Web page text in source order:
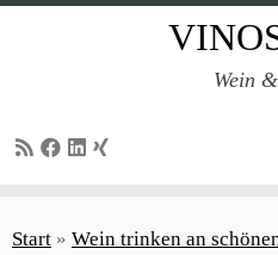
Inhalt
Wein
Start » Wein trinken an